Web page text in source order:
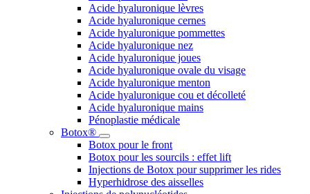
Acide hyaluronique lèvres
Acide hyaluronique cernes
Acide hyaluronique pommettes
Acide hyaluronique nez
Acide hyaluronique joues
Acide hyaluronique ovale du visage
Acide hyaluronique menton
Acide hyaluronique cou et décolleté
Acide hyaluronique mains
Pénoplastie médicale
Botox®
Botox pour le front
Botox pour les sourcils : effet lift
Injections de Botox pour supprimer les rides
Hyperhidrose des aisselles